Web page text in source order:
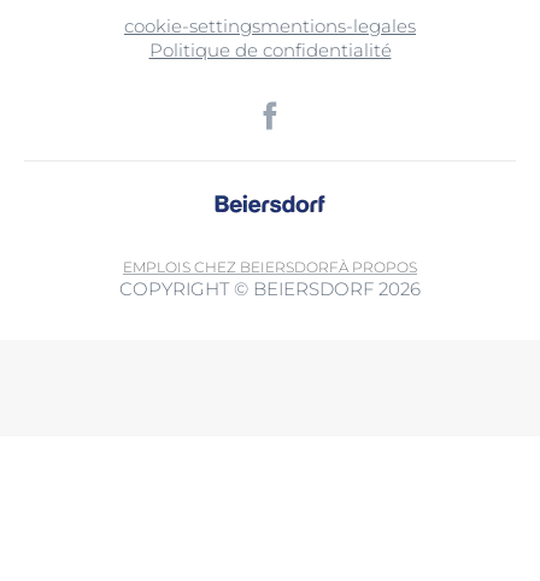
cookie-settingsmentions-legales
Politique de confidentialité
EMPLOIS CHEZ BEIERSDORFÀ PROPOS
COPYRIGHT © BEIERSDORF 2026